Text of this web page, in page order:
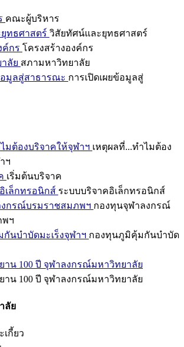
คณะผู้บริหาร
ทธศาสตร์ วิสัยทัศน์และยุทธศาสตร์
ค์กร โครงสร้างองค์กร
ลัย สภามหาวิทยาลัย
อมูลสู่สาธารณะ การเปิดเผยข้อมูลสู่
มต้องบริจาคให้จุฬาฯ เหตุผลที่...ทำไมต้อง
ฯ
เริ่มต้นบริจาค
เล็กทรอนิกส์ ระบบบริจาคอิเล็กทรอนิกส์
กรณ์บรมราชสมภพฯ กองทุนจุฬาลงกรณ์
พฯ
นบำบัดมะเร็งจุฬาฯ กองทุนภูมิคุ้มกันบำบัด
าน 100 ปี จุฬาลงกรณ์มหาวิทยาลัย
าน 100 ปี จุฬาลงกรณ์มหาวิทยาลัย
ลัย
เกี้ยว